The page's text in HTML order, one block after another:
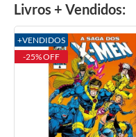
Livros + Vendidos:
+VENDIDOS
-25% OFF